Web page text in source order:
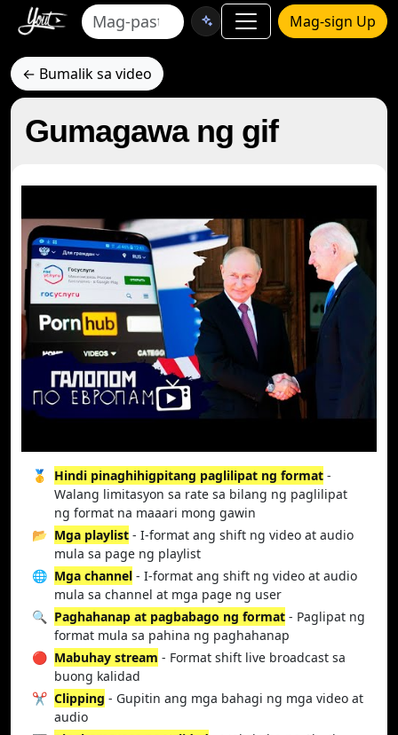
Mag-sign Up
← Bumalik sa video
Gumagawa ng gif
🥇 Hindi pinaghihigpitang paglilipat ng format -
Walang limitasyon sa rate sa bilang ng paglilipat
ng format na maaari mong gawin
📂 Mga playlist - I-format ang shift ng video at audio
mula sa page ng playlist
🌐 Mga channel - I-format ang shift ng video at audio
mula sa channel at mga page ng user
🔍 Paghahanap at pagbabago ng format - Paglipat ng
format mula sa pahina ng paghahanap
🔴 Mabuhay stream - Format shift live broadcast sa
buong kalidad
✂️ Clipping - Gupitin ang mga bahagi ng mga video at
audio